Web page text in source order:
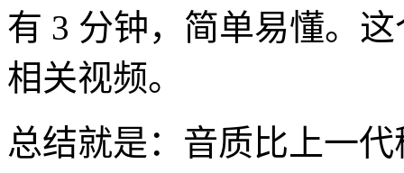
有 3 分钟，简单易懂。
相关视频。
总结就是：音质比上一